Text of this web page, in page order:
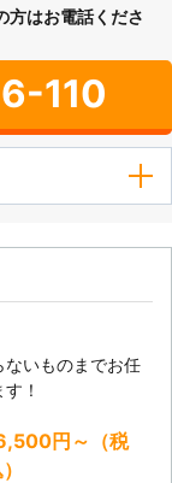
方はお電話くださ
110
ないものまでお任
！
円～（税